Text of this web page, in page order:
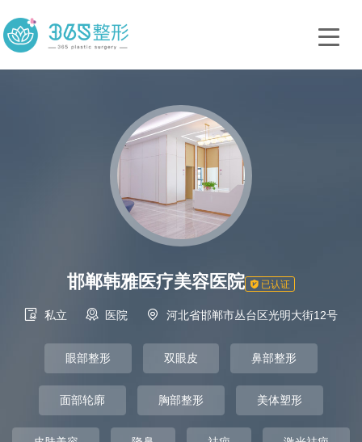
邯郸韩雅医疗美容医院  已认证
 私立  医院  河北省邯郸市丛台区光明大街12号
眼部整形 双眼皮 鼻部整形
面部轮廓 胸部整形 美体塑形